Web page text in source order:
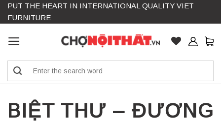
Skip
PUT THE HEART IN INTERNATIONAL QUALITY VIET
FURNITURE
BIỆT THƯ – ĐƯƠNG